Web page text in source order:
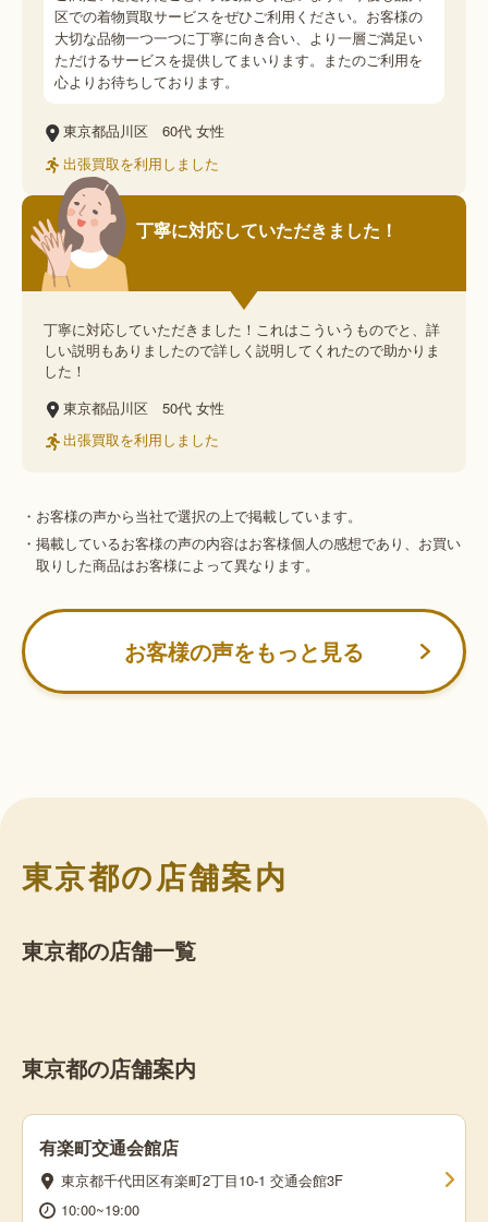
区での着物買取サービスをぜひご利用ください。お客様の
大切な品物一つ一つに丁寧に向き合い、より一層ご満足い
ただけるサービスを提供してまいります。またのご利用を
心よりお待ちしております。
東京都品川区 60代 女性
出張買取を利用しました
丁寧に対応していただきました！
丁寧に対応していただきました！これはこういうものでと、詳
しい説明もありましたので詳しく説明してくれたので助かりま
した！
東京都品川区
50代 女性
出張買取を利用しました
・お客様の声から当社で選択の上で掲載しています。
・掲載しているお客様の声の内容はお客様個人の感想であり、お買い
取りした商品はお客様によって異なります。
お客様の声をもっと見る
東京都の店舗案内
東京都の店舗一覧
東京都の店舗案内
有楽町交通会館店
東京都千代田区有楽町2丁目10-1 交通会館3F
10:00~19:00